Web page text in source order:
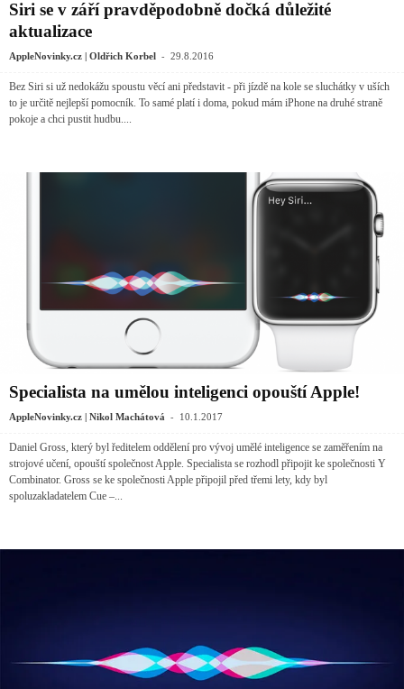
Siri se v září pravděpodobně dočká důležité
aktualizace
AppleNovinky.cz | Oldřich Korbel - 29.8.2016
Bez Siri si už nedokážu spoustu věcí ani představit - při jízdě na kole se sluchátky v uších
to je určitě nejlepší pomocník. To samé platí i doma, pokud mám iPhone na druhé straně
pokoje a chci pustit hudbu....
Specialista na umělou inteligenci opouští Apple!
AppleNovinky.cz | Nikol Machátová - 10.1.2017
Daniel Gross, který byl ředitelem oddělení pro vývoj umělé inteligence se zaměřením na
strojové učení, opouští společnost Apple. Specialista se rozhodl připojit ke společnosti Y
Combinator. Gross se ke společnosti Apple připojil před třemi lety, kdy byl
spoluzakladatelem Cue –...